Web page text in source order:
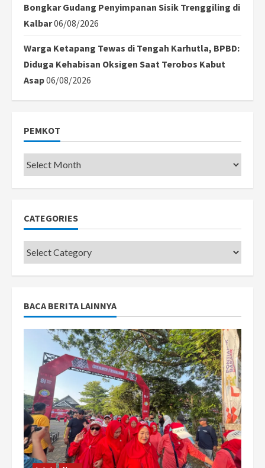
Bongkar Gudang Penyimpanan Sisik Trenggiling di
Kalbar06/08/2026
Warga Ketapang Tewas di Tengah Karhutla, BPBD:
Diduga Kehabisan Oksigen Saat Terobos Kabut
Asap06/08/2026
PEMKOT
Pemkot
CATEGORIES
Categories
BACA BERITA LAINNYA